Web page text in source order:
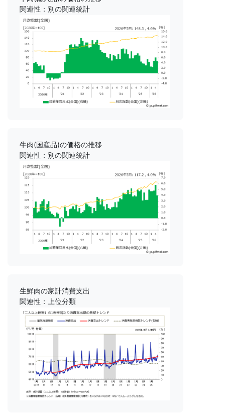
関連性：別の関連統計
牛肉(国産品)の価格の推移
関連性：別の関連統計
生鮮肉の家計消費支出
関連性：上位分類